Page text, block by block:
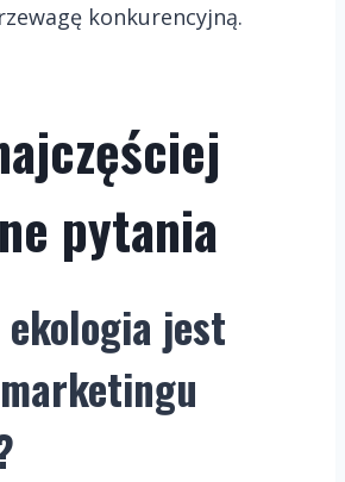
konkurencyjną.
pytania
ekologia jest